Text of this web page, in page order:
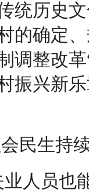
统历史
的确定
调整改
振兴新
民生持
员也